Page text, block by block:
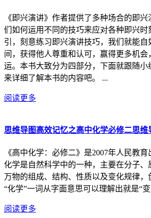
《即兴演讲》作者提供了多种场合的即
们如何运用不同的技巧来应对各种即兴时
引，刻意练习即兴演讲技巧，我们就能自
间，获得他人尊重和认可，赢得更多机
运。本书大致分为四部分，下面就跟随小
来详细了解本书的内容吧。 ...
阅读更多
思维导图高效记忆之高中化学必修二思维
《高中化学：必修二》是2007年人民教育
化学是自然科学中的一种，主要在分子、
万物的组成、结构、性质以及变化规律，
“化学”一词从字面意思可以理解出就是“
阅读更多